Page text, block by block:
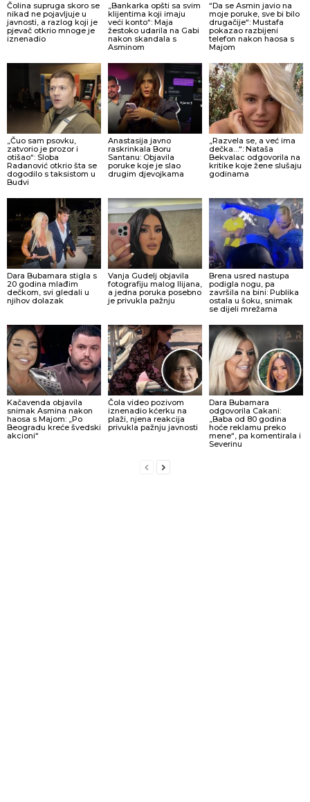
Čolina supruga skoro se
nikad ne pojavljuje u
javnosti, a razlog koji je
pjevač otkrio mnoge je
iznenadio
„Bankarka opšti sa svim
klijentima koji imaju
veći konto“: Maja
žestoko udarila na Gabi
nakon skandala s
Asminom
“Da se Asmin javio na
moje poruke, sve bi bilo
drugačije“: Mustafa
pokazao razbijeni
telefon nakon haosa s
Majom
„Čuo sam psovku,
zatvorio je prozor i
otišao“: Sloba
Radanović otkrio šta se
dogodilo s taksistom u
Budvi
Anastasija javno
raskrinkala Boru
Santanu: Objavila
poruke koje je slao
drugim djevojkama
„Razvela se, a već ima
dečka…“: Nataša
Bekvalac odgovorila na
kritike koje žene slušaju
godinama
Dara Bubamara stigla s
20 godina mlađim
dečkom, svi gledali u
njihov dolazak
Vanja Gudelj objavila
fotografiju malog Ilijana,
a jedna poruka posebno
je privukla pažnju
Brena usred nastupa
podigla nogu, pa
završila na bini: Publika
ostala u šoku, snimak
se dijeli mrežama
Kačavenda objavila
snimak Asmina nakon
haosa s Majom: „Po
Beogradu kreće švedski
akcioni“
Čola video pozivom
iznenadio kćerku na
plaži, njena reakcija
privukla pažnju javnosti
Dara Bubamara
odgovorila Cakani:
„Baba od 80 godina
hoće reklamu preko
mene“, pa komentirala i
Severinu